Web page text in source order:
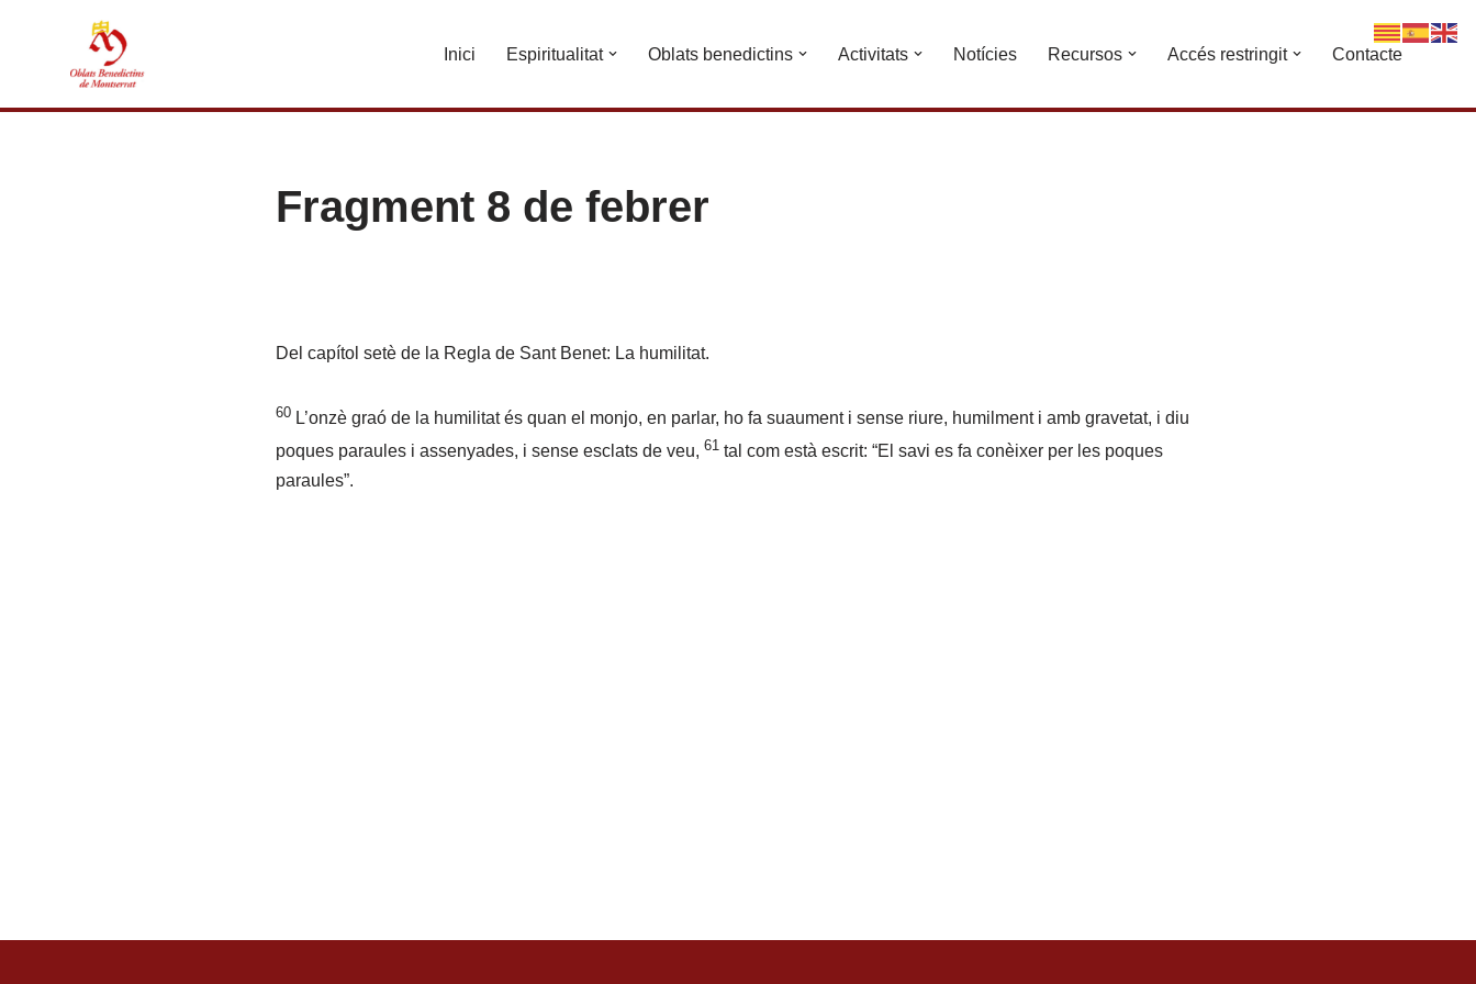
Inici Espiritualitat Oblats benedictins Activitats Notícies Recursos Accés restringit Contacte
Fragment 8 de febrer
Del capítol setè de la Regla de Sant Benet: La humilitat.
60L’onzè graó de la humilitat és quan el monjo, en parlar, ho fa suaument i sense riure, humilment i amb gravetat, i diu
poques paraules i assenyades, i sense esclats de veu, 61tal com està escrit: “El savi es fa conèixer per les poques
paraules”.